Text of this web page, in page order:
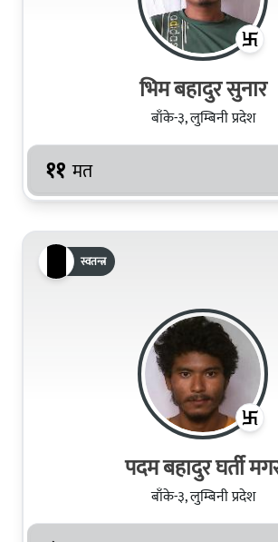
भिम बहादुर सुनार
बाँके-३, लुम्बिनी प्रदेश
११ मत
स्वतन्त्र
पदम बहादुर घर्ती
बाँके-३, लुम्बिनी प्रदेश